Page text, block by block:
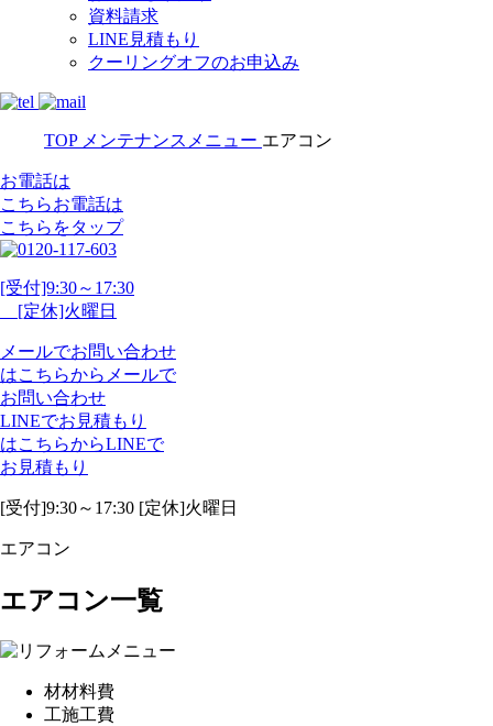
資料請求
LINE見積もり
クーリングオフのお申込み
TOP メンテナンスメニュー エアコン
お電話は
こちらお電話は
こちらをタップ
[受付]9:30～17:30
[定休]火曜日
メールでお問い合わせ
はこちらから メールで
お問い合わせ
LINEでお見積もり
はこちらからLINEで
お見積もり
[受付]9:30～17:30 [定休]火曜日
エアコン
エアコン一覧
材材料費
工施工費